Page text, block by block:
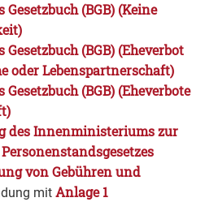
(BGB) (Keine
Gesetzbuch (BGB) (Eheverbot
oder Lebenspartnerschaft)
(BGB) (Eheverbote
des Innenministeriums zur
von Gebühren und
mit Anlage 1